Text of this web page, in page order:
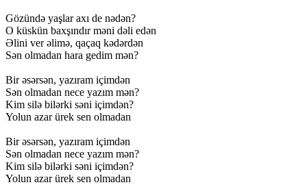
Gözündə yaşlar axı de nədən?
O küskün baxşındır məni dəli edən
Əlini ver əlimə, qaçaq kədərdən
Sən olmadan hara gedim mən?
Bir əsərsən, yazıram içimdən
Sən olmadan nece yazım mən?
Kim silə bilərki səni içimdən?
Yolun azar ürek sen olmadan
Bir əsərsən, yazıram içimdən
Sən olmadan nece yazım mən?
Kim silə bilərki səni içimdən?
Yolun azar ürek sen olmadan